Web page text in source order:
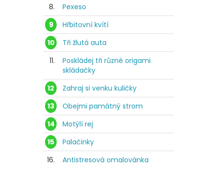
8.
Pexeso
9
Hřbitovní kvítí
10
Tři žlutá auta
11.
Poskládej tři různé origami
skládačky
12
Zahraj si venku kuličky
13
Obejmi památný strom
14
Motýlí rej
15
Palačinky
16.
Antistresová omalovánka